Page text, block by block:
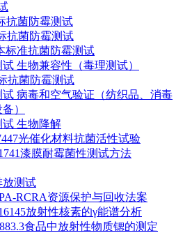
抗菌防霉测试
抗菌防霉测试
标准抗菌防霉测试
生物兼容性（毒理测试）
抗菌防霉测试
试 病毒和空气验证（纺织品、消毒
）
试 生物降解
光催化材料抗菌活性试验
漆膜耐霉菌性测试方法
放测试
RCRA资源保护与回收法案
放射性核素的γ能谱分析
食品中放射性物质锶的测定